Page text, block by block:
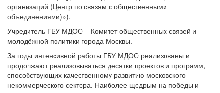
организаций (Центр по связям с общественными
объединениями)»).
Учредитель ГБУ МДОО – Комитет общественных связей и
молодёжной политики города Москвы.
За годы интенсивной работы ГБУ МДОО реализованы и
продолжают реализовываться десятки проектов и программ,
способствующих качественному развитию московского
некоммерческого сектора. Наиболее щедрым на победы и